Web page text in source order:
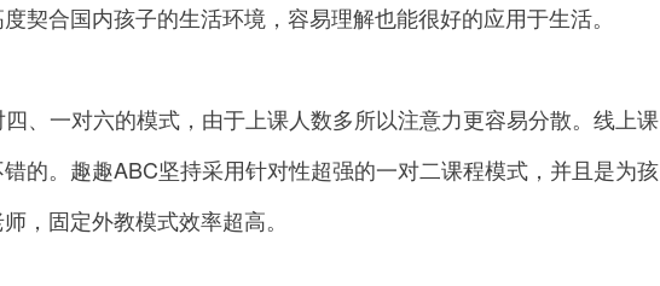
契合国内孩子的生活环境，容易理解也能很好的应用于生活。
一对六的模式，由于上课人数多所以注意力更容易分散。线上课
的。趣趣ABC坚持采用针对性超强的一对二课程模式，并且是为孩
，固定外教模式效率超高。